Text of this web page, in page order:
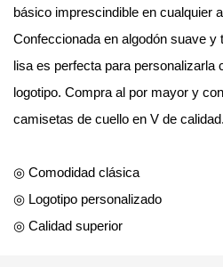
básico imprescindible en cualquier
Confeccionada en algodón suave
lisa es perfecta para personalizarla
logotipo. Compra al por mayor y
camisetas de cuello en V de calidad.
◎ Comodidad clásica
◎ Logotipo personalizado
◎ Calidad superior